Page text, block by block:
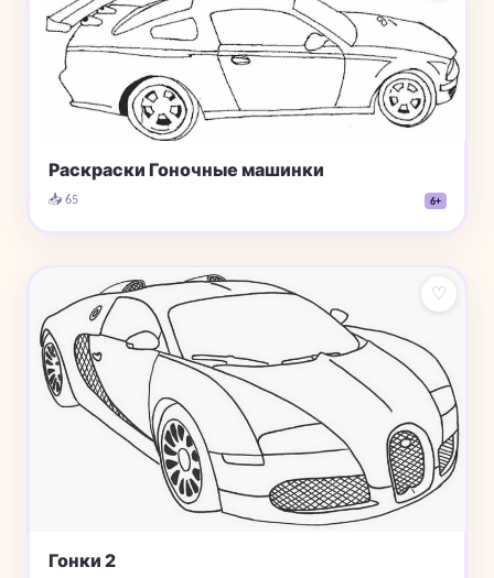
Раскраски Гоночные машинки
📥 65 6+
♡
Гонки 2